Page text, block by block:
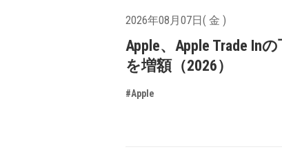
2026年08月07日( 金 )
Apple、Apple Trade In
を増額（2026）
#Apple